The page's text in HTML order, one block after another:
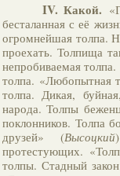
IV. Какой.
бесталанная с её
огромнейшая толпа.
проехать. Толпища
непробиваемая
толпа. «Любопытная
толпа. Дикая,
народа. Толпы
поклонников. Толпа
друзей» (Высоцкий
протестующих.
толпы. Стадный